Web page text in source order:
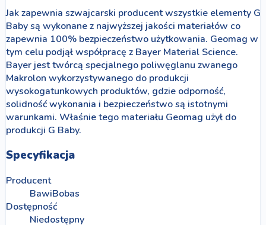
Jak zapewnia szwajcarski producent wszystkie elementy G
Baby są wykonane z najwyższej jakości materiałów co
zapewnia 100% bezpieczeństwo użytkowania. Geomag w
tym celu podjął współpracę z Bayer Material Science.
Bayer jest twórcą specjalnego poliwęglanu zwanego
Makrolon wykorzystywanego do produkcji
wysokogatunkowych produktów, gdzie odporność,
solidność wykonania i bezpieczeństwo są istotnymi
warunkami. Właśnie tego materiału Geomag użył do
produkcji G Baby.
Specyfikacja
Producent
BawiBobas
Dostępność
Niedostępny